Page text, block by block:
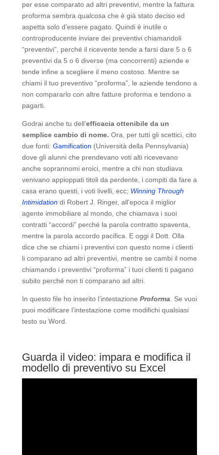
per esse comparato ad altri preventivi, mentre la fattura
proforma sembra qualcosa che è già stato deciso ed
aspetta solo d’essere pagato. Quindi è inutile o
controproducente inviare dei preventivi chiamandoli
“preventivi”, perché il ricevente tende a farsi dare 5 o 6
preventivi da 5 o 6 diverse (ma concorrenti) aziende e
tende infine a scegliere il meno costoso. Mentre se
chiami il tuo preventivo “proforma”, le aziende tendono a
non compararlo con altre fatture proforma e tendono a
pagarti.
Godrai anche tu dell’efficacia ottenibile da un
semplice cambio di nome. Ora, per tutti gli scettici, cito
due fonti: Gamification (Università della Pennsylvania)
dove gli alunni che prendevano voti alti ricevevano
anche soprannomi eroici, mentre a chi non studiava
venivano appioppati titoli da perdente, i compiti da fare a
casa erano questi, i voti livelli, ecc; Winning Through
Intimidationdi Robert J. Ringer, all’epoca il miglior
agente immobiliare al mondo, che chiamava i suoi
contratti “accordi” perché la parola contratto spaventa,
mentre la parola accordo pacifica. E oggi il Dott. Olla
dice che se chiami i preventivi con questo nome i clienti
li comparano ad altri preventivi, mentre se cambi il nome
chiamando i preventivi “proforma” i tuoi clienti ti pagano
subito perché non ti comparano ad altri.
In questo file ho inserito l’intestazione Proforma . Se vuoi
puoi modificare l’intestazione come modifichi qualsiasi
testo su Word.
Guarda il video: impara e modifica il
modello di preventivo su Excel